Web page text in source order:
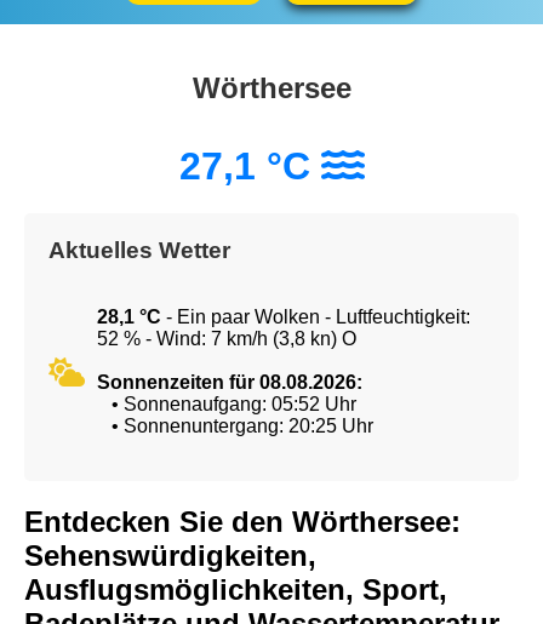
Wörthersee
27,1 °C
Aktuelles Wetter
28,1 °C - Ein paar Wolken - Luftfeuchtigkeit:
52 % - Wind: 7 km/h (3,8 kn) O
Sonnenzeiten für 08.08.2026:
• Sonnenaufgang: 05:52 Uhr
• Sonnenuntergang: 20:25 Uhr
Entdecken Sie den Wörthersee:
Sehenswürdigkeiten,
Ausflugsmöglichkeiten, Sport,